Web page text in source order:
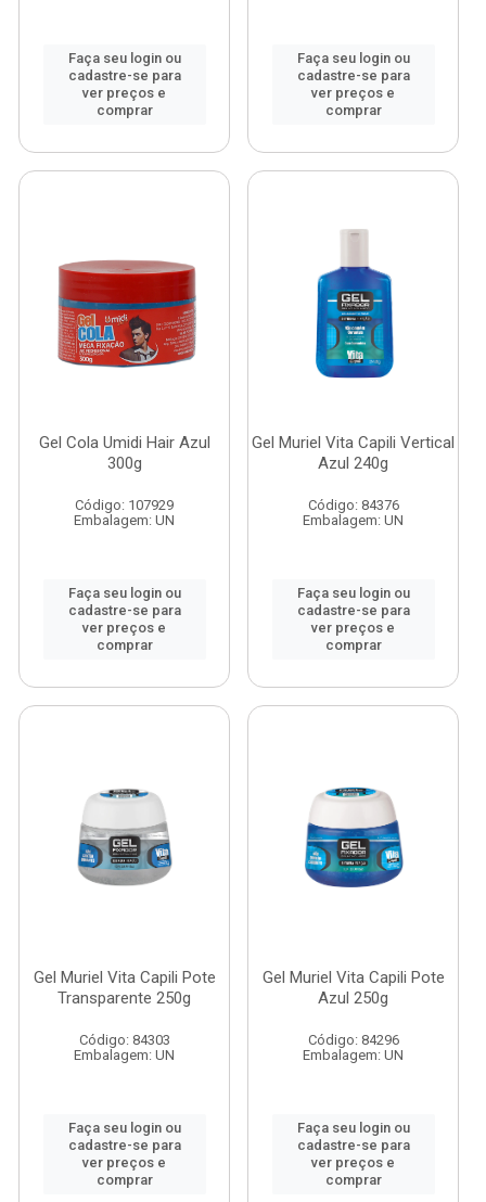
Faça seu login ou
cadastre-se para
ver preços e
comprar
Faça seu login ou
cadastre-se para
ver preços e
comprar
Gel Cola Umidi Hair Azul
300g
Código: 107929
Embalagem: UN
Faça seu login ou
cadastre-se para
ver preços e
comprar
Gel Muriel Vita Capili Vertical
Azul 240g
Código: 84376
Embalagem: UN
Faça seu login ou
cadastre-se para
ver preços e
comprar
Gel Muriel Vita Capili Pote
Transparente 250g
Código: 84303
Embalagem: UN
Faça seu login ou
cadastre-se para
ver preços e
comprar
Gel Muriel Vita Capili Pote
Azul 250g
Código: 84296
Embalagem: UN
Faça seu login ou
cadastre-se para
ver preços e
comprar